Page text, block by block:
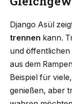
Django Asül
trennen kann.
und öffentlichen
aus dem
Beispiel für
genießen, aber